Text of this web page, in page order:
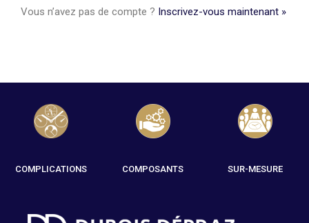
Vous n’avez pas de compte ? Inscrivez-vous maintenant »
COMPLICATIONS COMPOSANTS SUR-MESURE